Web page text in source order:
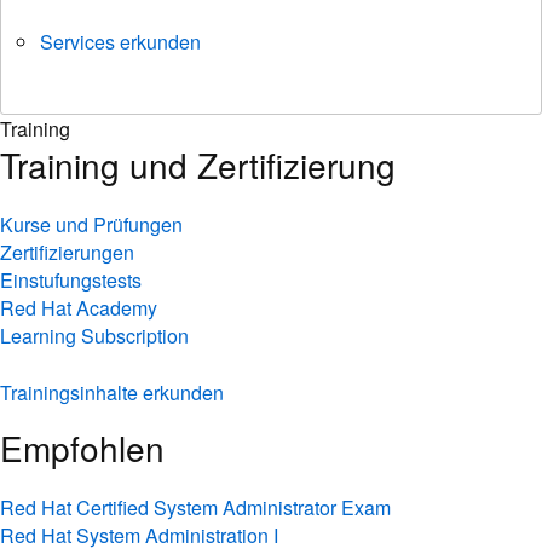
Services erkunden
Training
Training und Zertifizierung
Kurse und Prüfungen
Zertifizierungen
Einstufungstests
Red Hat Academy
Learning Subscription
Trainingsinhalte erkunden
Empfohlen
Red Hat Certified System Administrator Exam
Red Hat System Administration I